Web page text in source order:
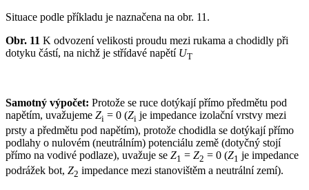
Situace podle příkladu je naznačena na obr. 11.
Obr. 11 K odvození velikosti proudu mezi rukama a chodidly při
dotyku částí, na nichž je střídavé napětíUT
Samotný výpočet: Protože se ruce dotýkají přímo předmětu pod
napětím, uvažujeme Zi = 0 (Zi je impedance izolační vrstvy mezi
prsty a předmětu pod napětím), protože chodidla se dotýkají přímo
podlahy o nulovém (neutrálním) potenciálu země (dotyčný stojí
přímo na vodivé podlaze), uvažuje se Z1 = Z2 = 0 (Z1 je impedance
podrážek bot, Z2 impedance mezi stanovištěm a neutrální zemí).